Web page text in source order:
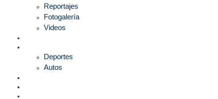
Reportajes
Fotogalería
Videos
Deportes
Autos